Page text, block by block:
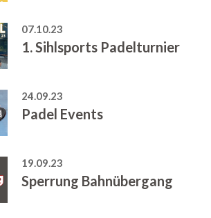
07.10.23
1. Sihlsports Padelturnier
24.09.23
Padel Events
19.09.23
Sperrung Bahnübergang